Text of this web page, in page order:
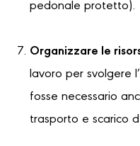
pedonale protetto).
Organizzare le
lavoro per svolgere
fosse necessario
trasporto e scarico